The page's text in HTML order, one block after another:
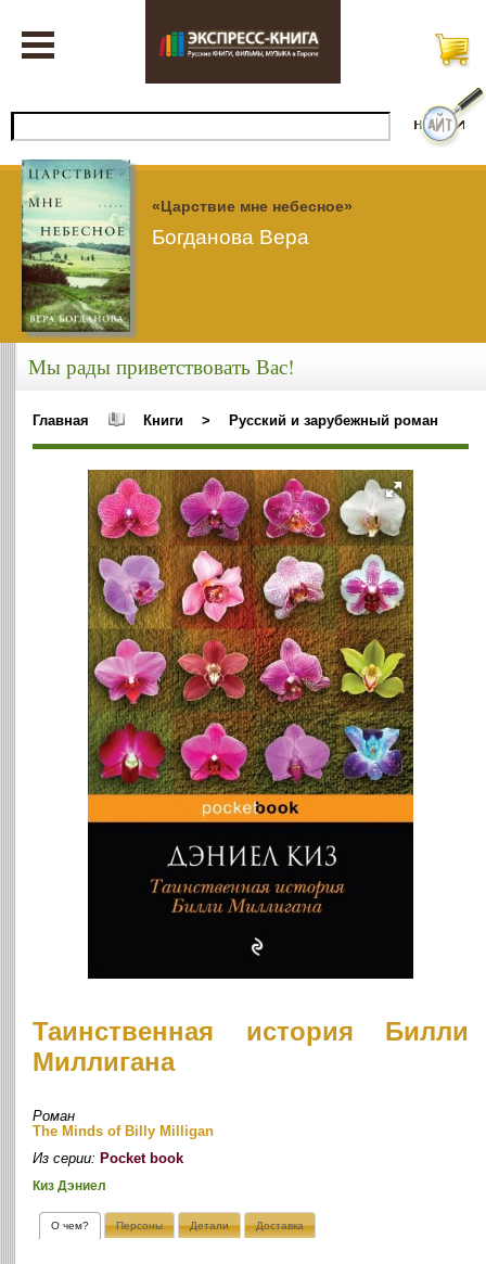
«Царствие мне небесное»
Богданова Вера
Мы рады приветствовать Вас!
Главная Книги > Русский и зарубежный роман
Таинственная история Билли
Миллигана
Роман
The Minds of Billy Milligan
Из серии: Pocket book
Киз Дэниел
О чем? Персоны Детали Доставка